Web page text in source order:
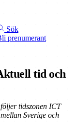
Sök
prenumerant
tid och
tidszonen ICT
Sverige och